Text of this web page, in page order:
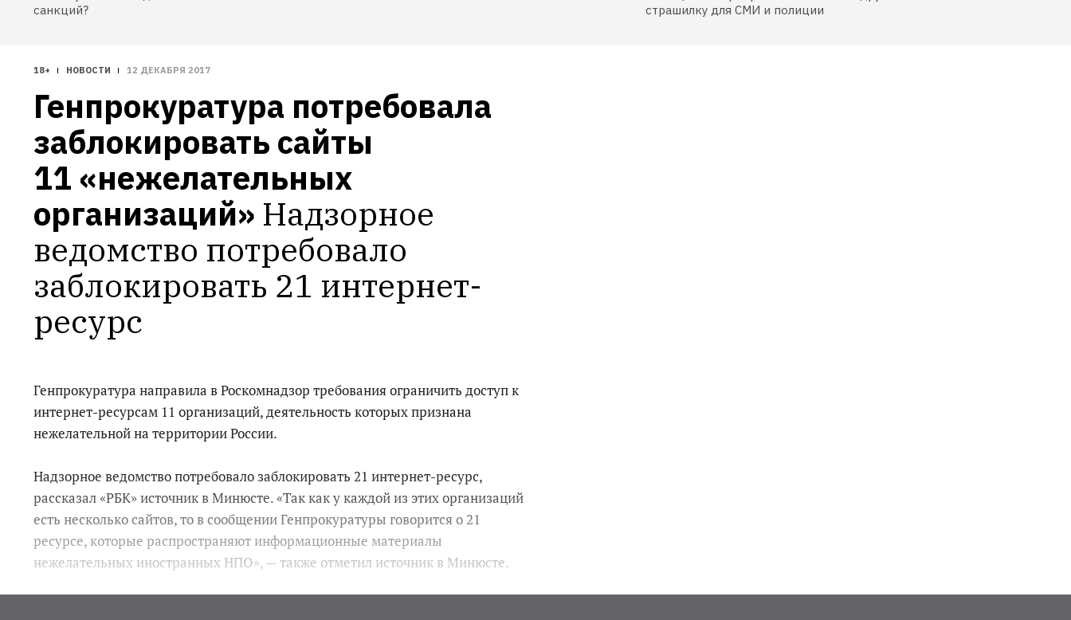
санкций?
страшилку для СМИ и полиции
18+ НОВОСТИ 12 ДЕКАБРЯ 2017
Генпрокуратура потребовала
заблокировать сайты
11 «нежелательных
организаций» Надзорное
ведомство потребовало
заблокировать 21 интернет-
ресурс
Генпрокуратура направила в Роскомнадзор требования ограничить доступ к
интернет-ресурсам 11 организаций, деятельность которых признана
нежелательной на территории России.
Надзорное ведомство потребовало заблокировать 21 интернет-ресурс,
рассказал «РБК» источник в Минюсте. «Так как у каждой из этих организаций
есть несколько сайтов, то в сообщении Генпрокуратуры говорится о 21
ресурсе, которые распространяют информационные материалы
нежелательных иностранных НПО», — также отметил источник в Минюсте.